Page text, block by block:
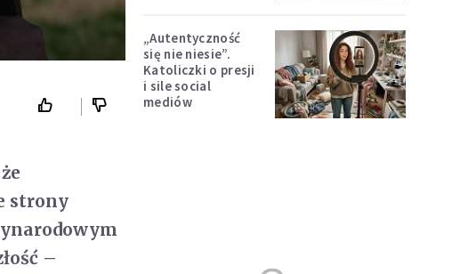
strony
–
„Autentyczność
się nie niesie”.
Katoliczki o presji
i sile social
mediów